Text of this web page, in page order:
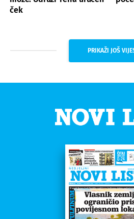
ček
PRIKAŽI JOŠ